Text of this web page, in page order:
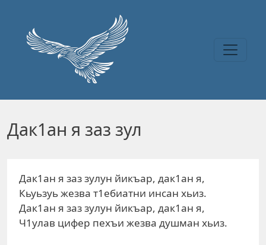
Дак1ан я заз зул
Дак1ан я заз зулун йикъар, дак1ан я,
Кьуьзуь жезва т1ебиатни инсан хьиз.
Дак1ан я заз зулун йикъар, дак1ан я,
Ч1улав цифер пехъи жезва душман хьиз.